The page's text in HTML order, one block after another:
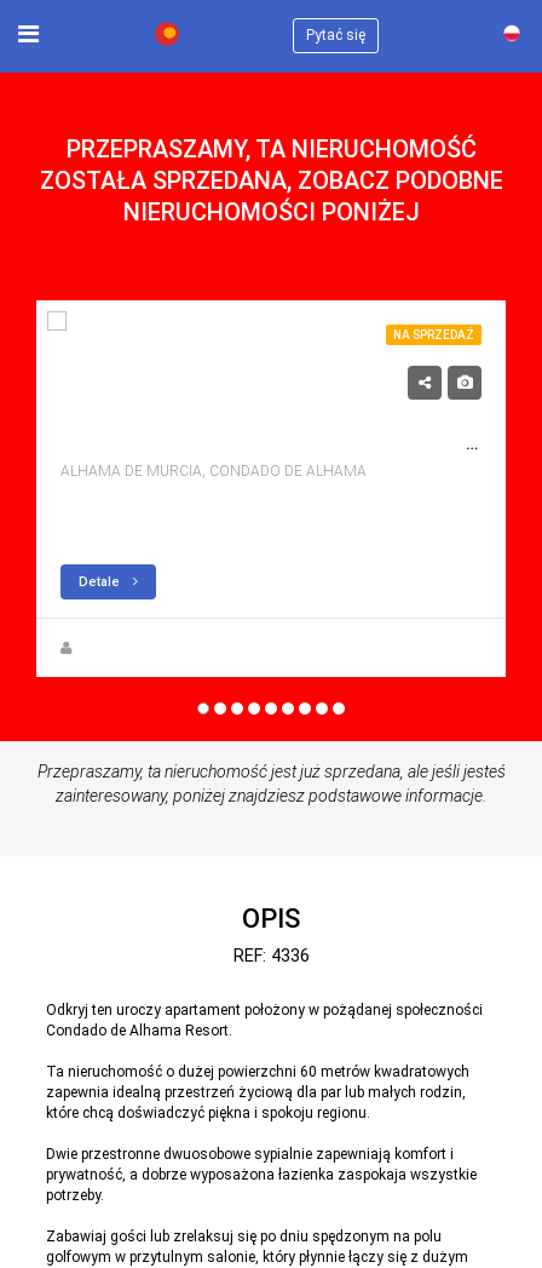
Pytać się
PRZEPRASZAMY, TA NIERUCHOMOŚĆ
ZOSTAŁA SPRZEDANA, ZOBACZ PODOBNE
NIERUCHOMOŚCI PONIŻEJ
NA SPRZEDAŻ
NA SPRZEDAŻ APARTMENT W CONDADO DE ALHAMA, ALHAMA DE MURCIA Z BASENEM
ALHAMA DE MURCIA, CONDADO DE ALHAMA
Detale
Przepraszamy, ta nieruchomość jest już sprzedana, ale jeśli jesteś
zainteresowany, poniżej znajdziesz podstawowe informacje.
OPIS
REF: 4336
Odkryj ten uroczy apartament położony w pożądanej społeczności
Condado de Alhama Resort.
Ta nieruchomość o dużej powierzchni 60 metrów kwadratowych
zapewnia idealną przestrzeń życiową dla par lub małych rodzin,
które chcą doświadczyć piękna i spokoju regionu.
Dwie przestronne dwuosobowe sypialnie zapewniają komfort i
prywatność, a dobrze wyposażona łazienka zaspokaja wszystkie
potrzeby.
Zabawiaj gości lub zrelaksuj się po dniu spędzonym na polu
golfowym w przytulnym salonie, który płynnie łączy się z dużym